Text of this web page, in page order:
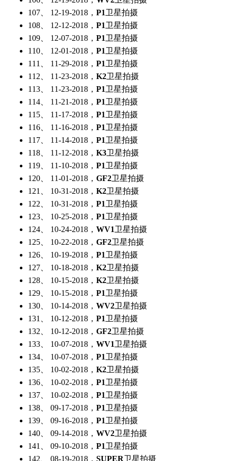
107、 12-19-2018， P1卫星拍摄
108、 12-12-2018， P1卫星拍摄
109、 12-07-2018， P1卫星拍摄
110、 12-01-2018， P1卫星拍摄
111、 11-29-2018， P1卫星拍摄
112、 11-23-2018， K2卫星拍摄
113、 11-23-2018， P1卫星拍摄
114、 11-21-2018， P1卫星拍摄
115、 11-17-2018， P1卫星拍摄
116、 11-16-2018， P1卫星拍摄
117、 11-14-2018， P1卫星拍摄
118、 11-12-2018， K3卫星拍摄
119、 11-10-2018， P1卫星拍摄
120、 11-01-2018， GF2卫星拍摄
121、 10-31-2018， K2卫星拍摄
122、 10-31-2018， P1卫星拍摄
123、 10-25-2018， P1卫星拍摄
124、 10-24-2018， WV1卫星拍摄
125、 10-22-2018， GF2卫星拍摄
126、 10-19-2018， P1卫星拍摄
127、 10-18-2018， K2卫星拍摄
128、 10-15-2018， K2卫星拍摄
129、 10-15-2018， P1卫星拍摄
130、 10-14-2018， WV2卫星拍摄
131、 10-12-2018， P1卫星拍摄
132、 10-12-2018， GF2卫星拍摄
133、 10-07-2018， WV1卫星拍摄
134、 10-07-2018， P1卫星拍摄
135、 10-02-2018， K2卫星拍摄
136、 10-02-2018， P1卫星拍摄
137、 10-02-2018， P1卫星拍摄
138、 09-17-2018， P1卫星拍摄
139、 09-16-2018， P1卫星拍摄
140、 09-14-2018， WV2卫星拍摄
141、 09-10-2018， P1卫星拍摄
142、 08-19-2018， SUPER卫星拍摄